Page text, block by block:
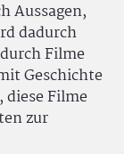
Aussagen,
dadurch
Filme
Geschichte
diese Filme
zur